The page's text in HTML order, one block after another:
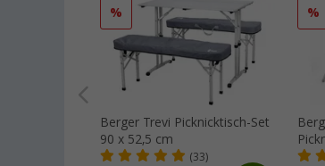
%
Berger Trevi Picknicktisch-Set
90 x 52,5 cm
(33)
%
Berger